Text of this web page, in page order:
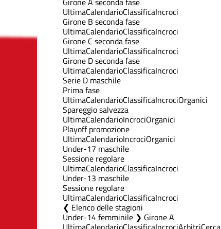
UltimaCalendarioClassificaIncroci
Girone B seconda fase
UltimaCalendarioClassificaIncroci
Girone C seconda fase
UltimaCalendarioClassificaIncroci
Girone D seconda fase
UltimaCalendarioClassificaIncroci
Serie D maschile
Prima fase
UltimaCalendarioClassificaIncrociOrganici
Spareggio salvezza
UltimaCalendarioIncrociOrganici
Playoff promozione
UltimaCalendarioIncrociOrganici
Under-17 maschile
Sessione regolare
UltimaCalendarioClassificaIncroci
Under-13 maschile
Sessione regolare
UltimaCalendarioClassificaIncroci
Elenco delle stagioni
Under-14 femminile ❯ Girone A